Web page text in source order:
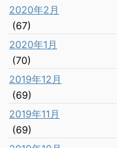
2020年2月
(67)
2020年1月
(70)
2019年12月
(69)
2019年11月
(69)